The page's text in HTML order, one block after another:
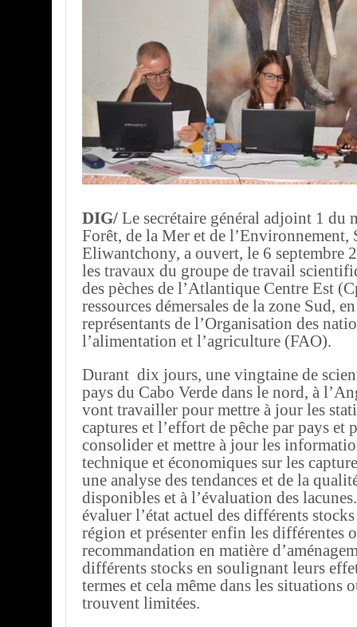
DIG/ Le secrétaire général adjoint 1 du
Forêt, de la Mer et de l’Environnement,
Eliwantchony, a ouvert, le 6 septembre
les travaux du groupe de travail
des pèches de l’Atlantique Centre Est
ressources démersales de la zone Sud,
représentants de l’Organisation des
l’alimentation et l’agriculture (FAO).
Durant dix jours, une vingtaine de
pays du Cabo Verde dans le nord, à
vont travailler pour mettre à jour les
captures et l’effort de pêche par pays et
consolider et mettre à jour les
technique et économiques sur les
une analyse des tendances et de la
disponibles et à l’évaluation des
évaluer l’état actuel des différents
région et présenter enfin les différentes
recommandation en matière
différents stocks en soulignant leurs
termes et cela même dans les situations
trouvent limitées.